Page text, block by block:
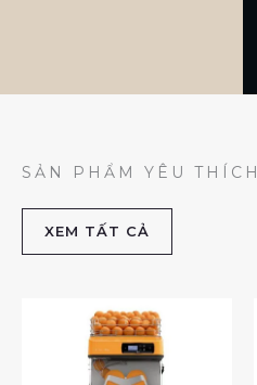
SẢN PHẨM YÊU THÍCH
XEM TẤT CẢ